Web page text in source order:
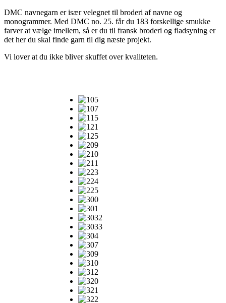
DMC navnegarn er især velegnet til broderi af navne og
monogrammer. Med DMC no. 25. får du 183 forskellige smukke
farver at vælge imellem, så er du til fransk broderi og fladsyning er
det her du skal finde garn til dig næste projekt.
Vi lover at du ikke bliver skuffet over kvaliteten.